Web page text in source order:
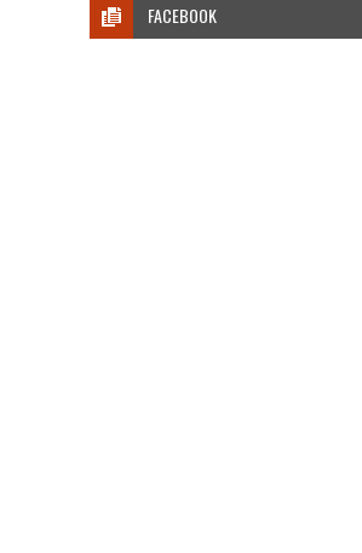
FACEBOOK